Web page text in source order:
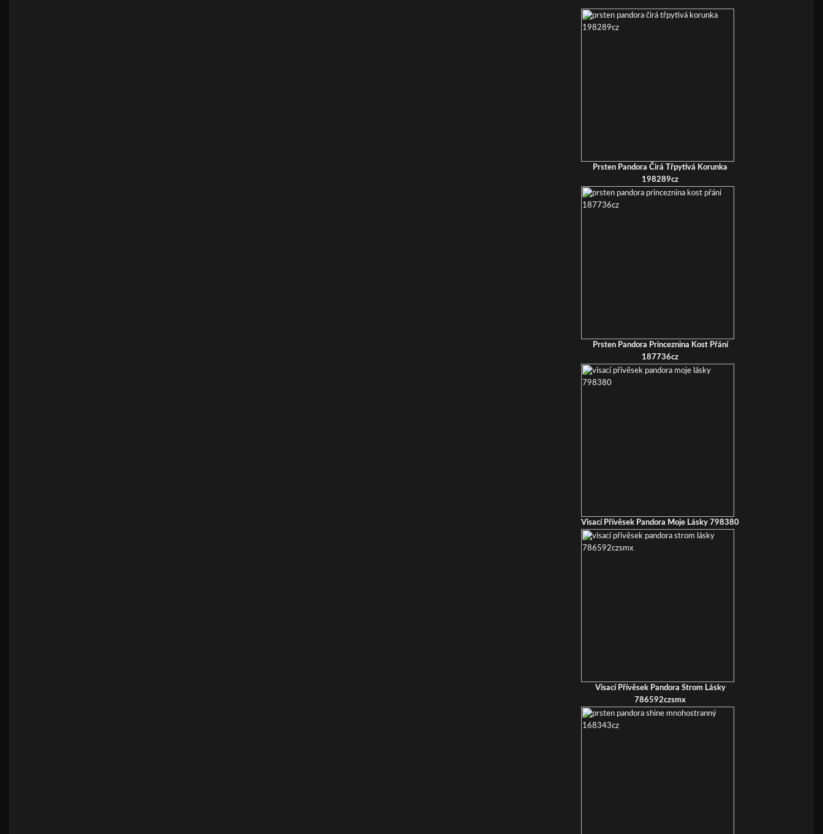
Prsten Pandora Čirá Třpytivá Korunka
198289cz
Prsten Pandora Princeznina Kost Přání
187736cz
Visací Přívěsek Pandora Moje Lásky 798380
Visací Přívěsek Pandora Strom Lásky
786592czsmx